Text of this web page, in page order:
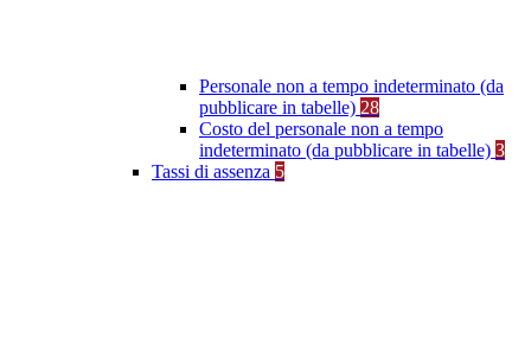
Personale non a tempo indeterminato (da
pubblicare in tabelle) 28
Costo del personale non a tempo
indeterminato (da pubblicare in tabelle) 3
Tassi di assenza 5